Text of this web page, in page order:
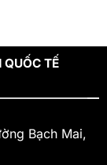
QUỐC TẾ
Bạch Mai,